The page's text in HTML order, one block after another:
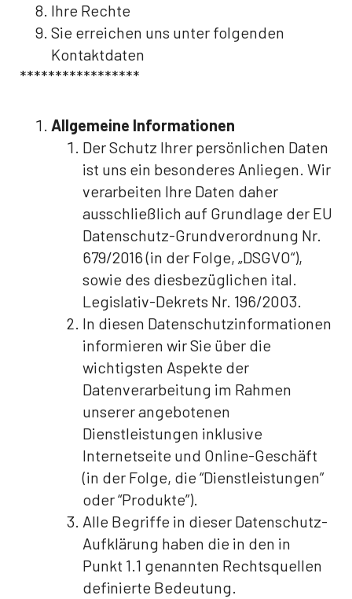
Ihre Rechte
Sie erreichen uns unter folgenden
Kontaktdaten
*****************
Allgemeine Informationen
Der Schutz Ihrer persönlichen Daten
ist uns ein besonderes Anliegen. Wir
verarbeiten Ihre Daten daher
ausschließlich auf Grundlage der EU
Datenschutz-Grundverordnung Nr.
679/2016 (in der Folge, „DSGVO“),
sowie des diesbezüglichen ital.
Legislativ-Dekrets Nr. 196/2003.
In diesen Datenschutzinformationen
informieren wir Sie über die
wichtigsten Aspekte der
Datenverarbeitung im Rahmen
unserer angebotenen
Dienstleistungen inklusive
Internetseite und Online-Geschäft
(in der Folge, die “Dienstleistungen”
oder “Produkte”).
Alle Begriffe in dieser Datenschutz-
Aufklärung haben die in den in
Punkt 1.1 genannten Rechtsquellen
definierte Bedeutung.